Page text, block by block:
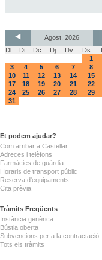
Agost, 2026
Dl
Dt Dc Dj Dv Ds
1
3
4 5 6 7 8
10
11 12 13 14 15
17
18 19 20 21 22
24
25 26 27 28 29
31
Et podem ajudar?
Com arribar a Castellar
Adreces i telèfons
Farmàcies de guàrdia
Horaris de transport públic
Reserva d'equipaments
Cita prèvia
Tràmits Freqüents
Instància genèrica
Bústia oberta
Subvencions per a la contractació
Tots els tràmits